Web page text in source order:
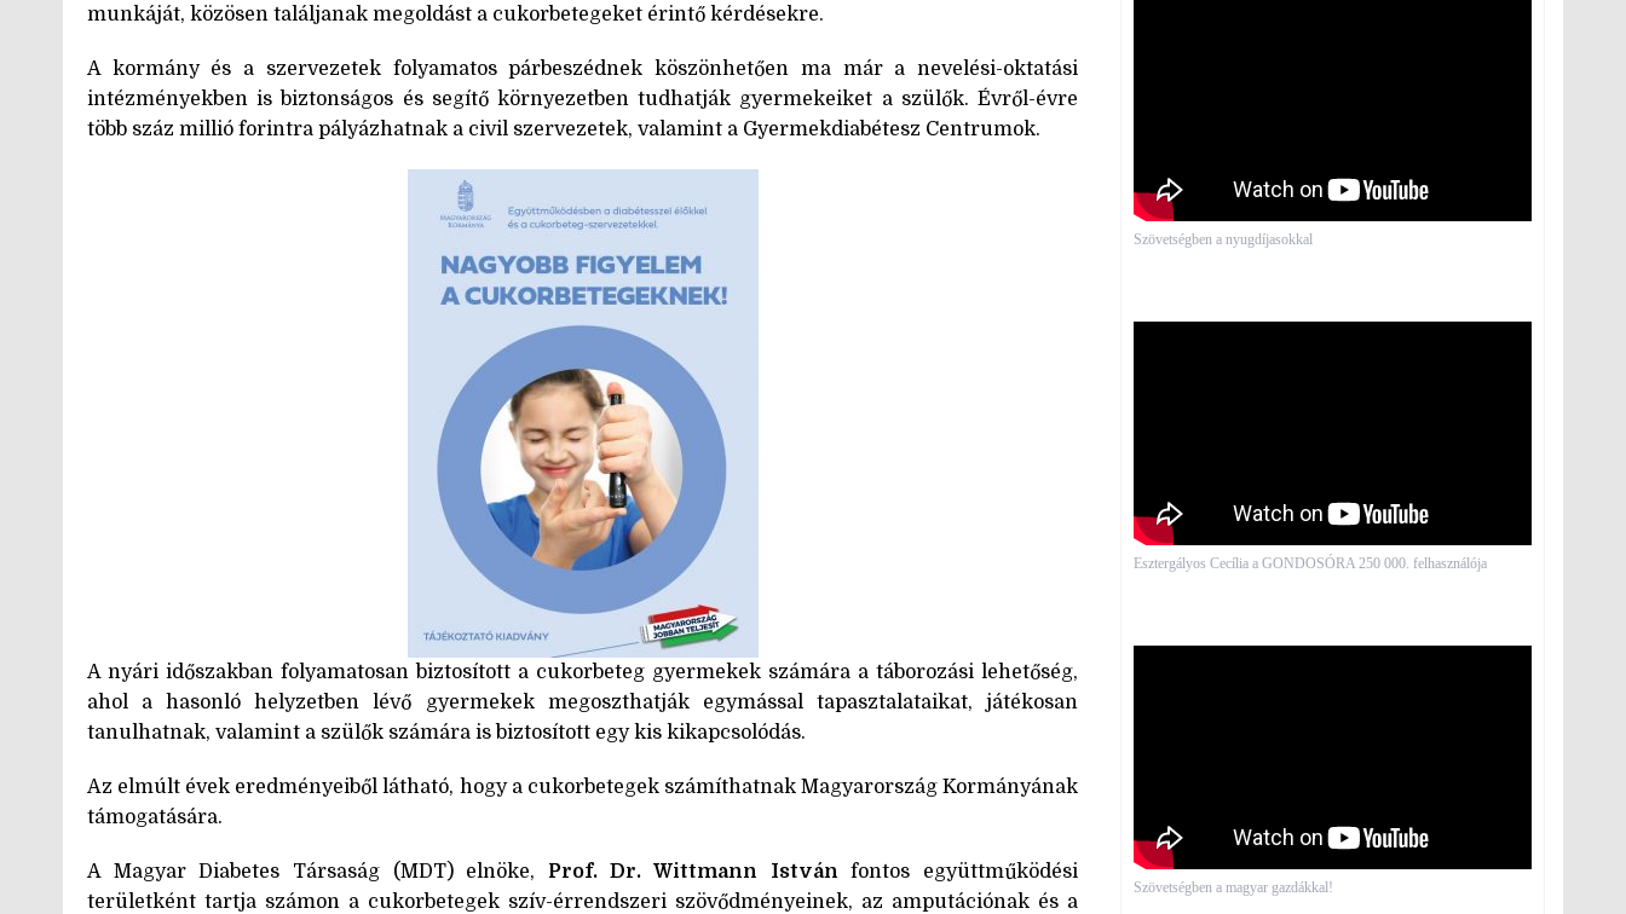
munkáját, közösen találjanak megoldást a cukorbetegeket érintő kérdésekre.
A kormány és a szervezetek folyamatos párbeszédnek köszönhetően ma már a nevelési-oktatási
intézményekben is biztonságos és segítő környezetben tudhatják gyermekeiket a szülők. Évről-évre
több száz millió forintra pályázhatnak a civil szervezetek, valamint a Gyermekdiabétesz Centrumok.
A nyári időszakban folyamatosan biztosított a cukorbeteg gyermekek számára a táborozási lehetőség,
ahol a hasonló helyzetben lévő gyermekek megoszthatják egymással tapasztalataikat, játékosan
tanulhatnak, valamint a szülők számára is biztosított egy kis kikapcsolódás.
Az elmúlt évek eredményeiből látható, hogy a cukorbetegek számíthatnak Magyarország Kormányának
támogatására.
A Magyar Diabetes Társaság (MDT) elnöke, Prof. Dr. Wittmann István fontos együttműködési
területként tartja számon a cukorbetegek szív-érrendszeri szövődményeinek, az amputációnak és a
Szövetségben a nyugdíjasokkal
Esztergályos Cecília a GONDOSÓRA 250 000. felhasználója
Szövetségben a magyar gazdákkal!